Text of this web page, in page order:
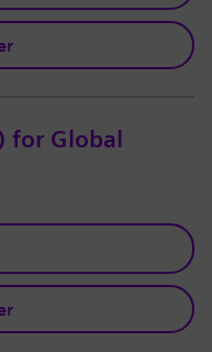
for Global